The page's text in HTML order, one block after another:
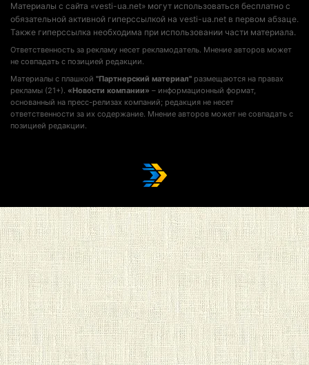
Материалы с сайта «vesti-ua.net» могут использоваться бесплатно с
обязательной активной гиперссылкой на vesti-ua.net в первом абзаце.
Также гиперссылка необходима при использовании части материала.
Ответственность за рекламу несет рекламодатель. Мнение авторов может
не совпадать с позицией редакции.
Материалы с плашкой "Партнерский материал" размещаются на правах
рекламы (21+). «Новости компании» – информационный формат,
основанный на пресс-релизах компаний; редакция не несет
ответственности за их содержание. Мнение авторов может не совпадать с
позицией редакции.